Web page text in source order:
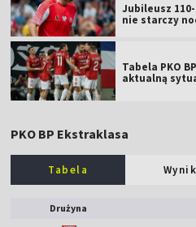
Jubileusz
nie starczy
Tabela PKO
aktualną
PKO BP Ekstraklasa
Tabela
Drużyna